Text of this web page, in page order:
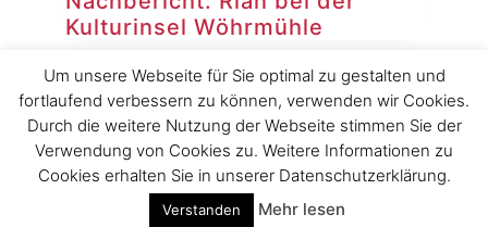
Kulturinsel Wöhrmühle
bei der Kulturinsel Wöhrmühle und hat aus
seiner größten Open Air Show in
Deutschland […]
Read More
Um unsere Webseite für Sie optimal zu gestalten und
fortlaufend verbessern zu können, verwenden wir Cookies.
Durch die weitere Nutzung der Webseite stimmen Sie der
Verwendung von Cookies zu. Weitere Informationen zu
Cookies erhalten Sie in unserer Datenschutzerklärung.
Verstanden Mehr lesen